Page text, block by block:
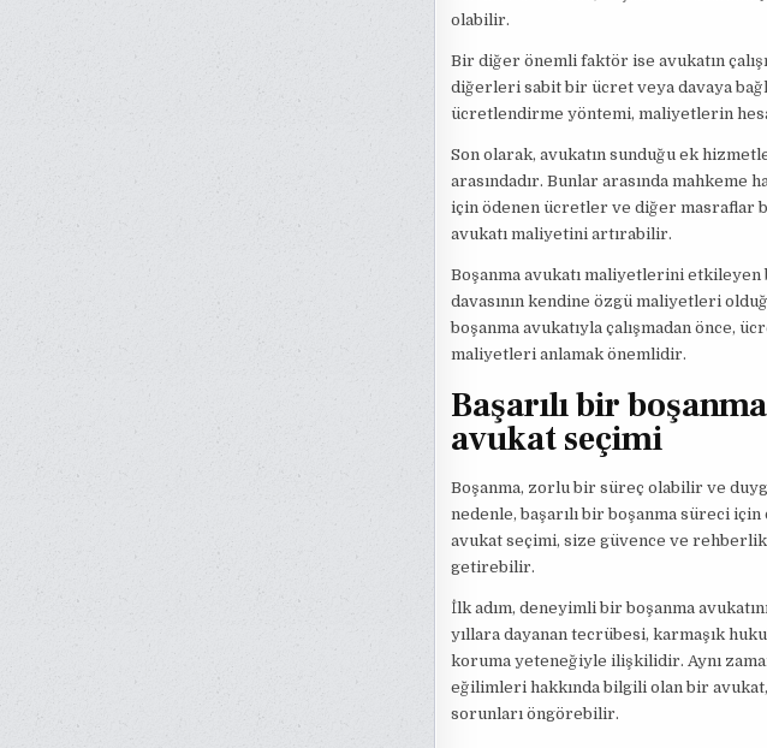
olabilir.
Bir diğer önemli faktör ise avukatın
diğerleri sabit bir ücret veya davaya
ücretlendirme yöntemi, maliyetlerin
Son olarak, avukatın sunduğu ek
arasındadır. Bunlar arasında
için ödenen ücretler ve diğer masraflar
avukatı maliyetini artırabilir.
Boşanma avukatı maliyetlerini etkileyen
davasının kendine özgü maliyetleri
boşanma avukatıyla çalışmadan önce,
maliyetleri anlamak önemlidir.
Başarılı bir
avukat seçimi
Boşanma, zorlu bir süreç olabilir ve
nedenle, başarılı bir boşanma süreci
avukat seçimi, size güvence ve
getirebilir.
İlk adım, deneyimli bir boşanma
yıllara dayanan tecrübesi, karmaşık
koruma yeteneğiyle ilişkilidir. Aynı
eğilimleri hakkında bilgili olan bir
sorunları öngörebilir.